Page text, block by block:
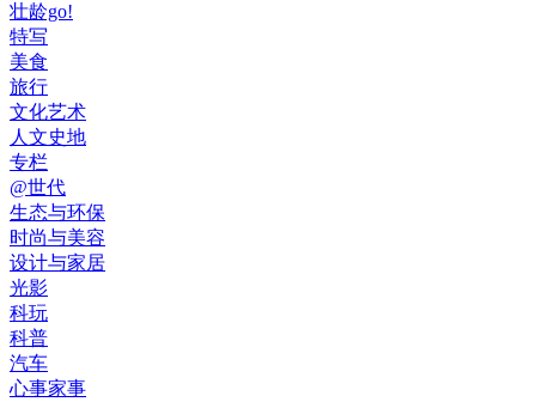
壮龄go!
特写
美食
旅行
文化艺术
人文史地
专栏
@世代
生态与环保
时尚与美容
设计与家居
光影
科玩
科普
汽车
心事家事